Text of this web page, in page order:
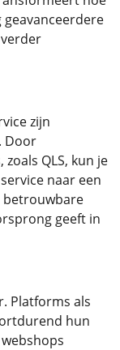
geavanceerdere
zijn
Door
QLS, kun je
naar een
betrouwbare
geeft in
Platforms als
hun